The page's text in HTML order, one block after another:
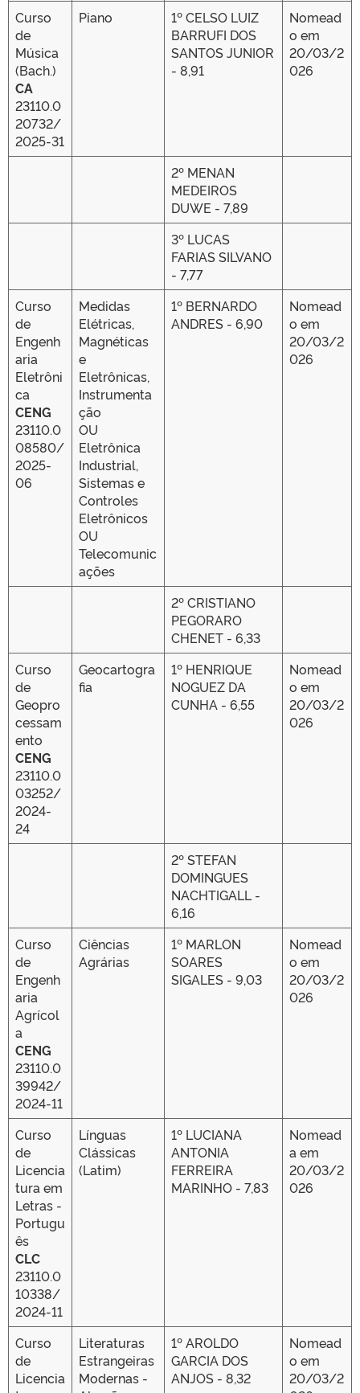
Curso
de
Música
(Bach.)
CA
23110.0
20732/
2025-31
Piano
1º CELSO LUIZ
BARRUFI DOS
SANTOS JUNIOR
- 8,91
Nomead
o em
20/03/2
026
2º MENAN
MEDEIROS
DUWE - 7,89
3º LUCAS
FARIAS SILVANO
- 7,77
Curso
de
Engenh
aria
Eletrôni
ca
CENG
23110.0
08580/
2025-
06
Medidas
Elétricas,
Magnéticas
e
Eletrônicas,
Instrumenta
ção
OU
Eletrônica
Industrial,
Sistemas e
Controles
Eletrônicos
OU
Telecomunic
ações
1º BERNARDO
ANDRES - 6,90
Nomead
o em
20/03/2
026
2º CRISTIANO
PEGORARO
CHENET - 6,33
Curso
de
Geopro
cessam
ento
CENG
23110.0
03252/
2024-
24
Geocartogra
fia
1º HENRIQUE
NOGUEZ DA
CUNHA - 6,55
Nomead
o em
20/03/2
026
2º STEFAN
DOMINGUES
NACHTIGALL -
6,16
Curso
de
Engenh
aria
Agrícol
a
CENG
23110.0
39942/
2024-11
Ciências
Agrárias
1º MARLON
SOARES
SIGALES - 9,03
Nomead
o em
20/03/2
026
Curso
de
Licencia
tura em
Letras -
Portugu
ês
CLC
23110.0
10338/
2024-11
Línguas
Clássicas
(Latim)
1º LUCIANA
ANTONIA
FERREIRA
MARINHO - 7,83
Nomead
a em
20/03/2
026
Curso
de
Licencia
Literaturas
Estrangeiras
Modernas -
1º AROLDO
GARCIA DOS
ANJOS - 8,32
Nomead
o em
20/03/2